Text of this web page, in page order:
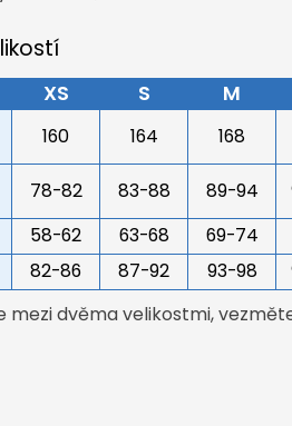
XS S M
160 164
168
78-82 83-88 89-94
58-62 63-68
69-74
82-86 87-92 93-98
mezi dvěma velikostmi,